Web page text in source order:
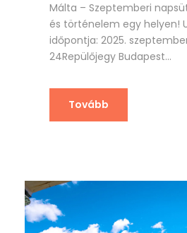
Málta – Szeptemberi
és történelem egy helyen!
időpontja: 2025.
24Repülőjegy Budapest...
Tovább